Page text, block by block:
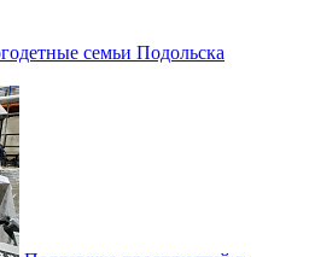
семьи Подольска